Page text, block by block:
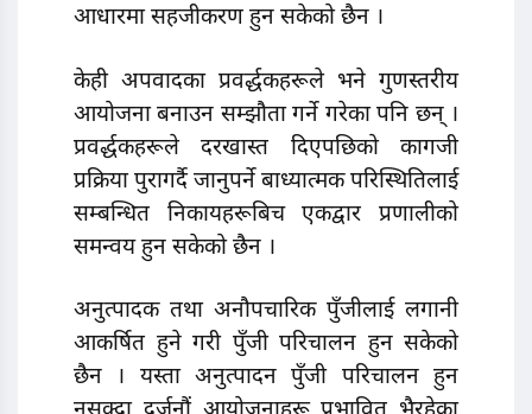
आधारमा सहजीकरण हुन सकेको छैन ।
केही अपवादका प्रवर्द्धकहरूले भने गुणस्तरीय
आयोजना बनाउन सम्झौता गर्ने गरेका पनि छन् ।
प्रवर्द्धकहरूले दरखास्त दिएपछिको कागजी
प्रक्रिया पुरागर्दै जानुपर्ने बाध्यात्मक परिस्थितिलाई
सम्बन्धित निकायहरूबिच एकद्वार प्रणालीको
समन्वय हुन सकेको छैन ।
अनुत्पादक तथा अनौपचारिक पुँजीलाई लगानी
आकर्षित हुने गरी पुँजी परिचालन हुन सकेको
छैन । यस्ता अनुत्पादन पुँजी परिचालन हुन